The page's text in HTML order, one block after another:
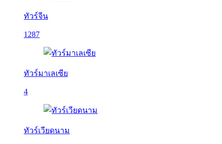
ทัวร์จีน
1287
ทัวร์มาเลเซีย
4
ทัวร์เวียดนาม